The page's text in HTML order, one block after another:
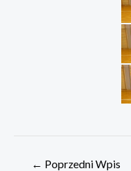
Nawigacja
← Poprzedni Wpis